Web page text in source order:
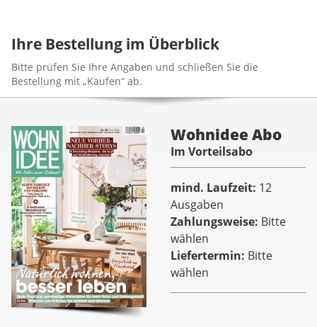
Ihre Bestellung im Überblick
Bitte prüfen Sie Ihre Angaben und schließen Sie die
Bestellung mit „Kaufen“ ab.
Wohnidee Abo
Im Vorteilsabo
mind. Laufzeit 12
Ausgaben
Zahlungsweise Bitte
wählen
Liefertermin Bitte
wählen